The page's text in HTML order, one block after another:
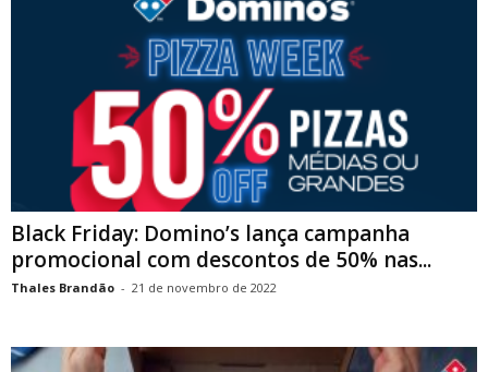
Black Friday: Domino’s lança campanha
promocional com descontos de 50% nas...
Thales Brandão - 21 de novembro de 2022